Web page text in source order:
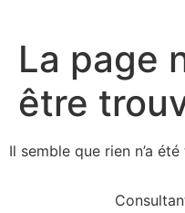
La page
être
Il semble que rien n’a